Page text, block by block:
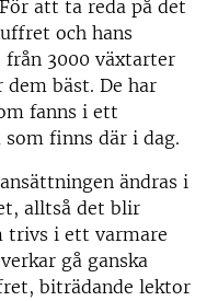
att ta reda på det
och hans
från 3000 växtarter
bäst. De har
fanns i ett
finns där i dag.
ändras i
alltså det blir
trivs i ett varmare
gå ganska
biträdande lektor